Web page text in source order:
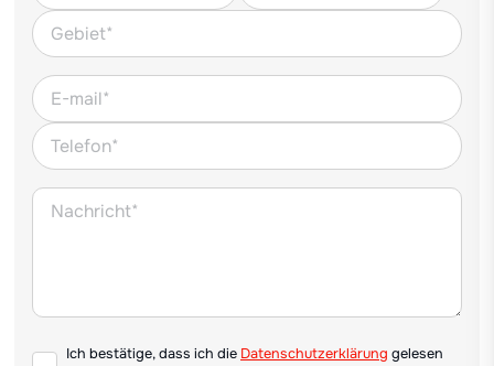
Ich bestätige, dass ich die Datenschutzerklärung gelesen